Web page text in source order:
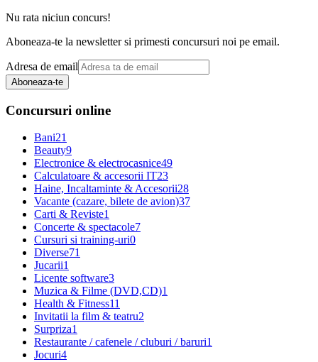
Nu rata niciun concurs!
Aboneaza-te la newsletter si primesti concursuri noi pe email.
Adresa de email
Aboneaza-te
Concursuri online
Bani21
Beauty9
Electronice & electrocasnice49
Calculatoare & accesorii IT23
Haine, Incaltaminte & Accesorii28
Vacante (cazare, bilete de avion)37
Carti & Reviste1
Concerte & spectacole7
Cursuri si training-uri0
Diverse71
Jucarii1
Licente software3
Muzica & Filme (DVD,CD)1
Health & Fitness11
Invitatii la film & teatru2
Surpriza1
Restaurante / cafenele / cluburi / baruri1
Jocuri4